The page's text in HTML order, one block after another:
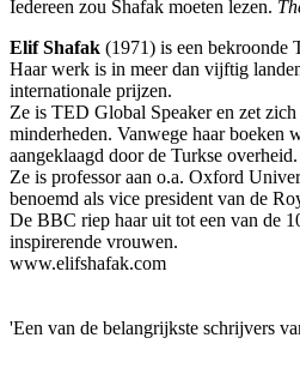
Iedereen zou Shafak moeten lezen.
Elif Shafak (1971) is een bekroonde
Haar werk is in meer dan vijftig
internationale prijzen.
Ze is TED Global Speaker en zet
minderheden. Vanwege haar boeken
aangeklaagd door de Turkse overheid.
Ze is professor aan o.a. Oxford
benoemd als vice president van de
De BBC riep haar uit tot een van de
inspirerende vrouwen.
www.elifshafak.com
'Een van de belangrijkste schrijvers